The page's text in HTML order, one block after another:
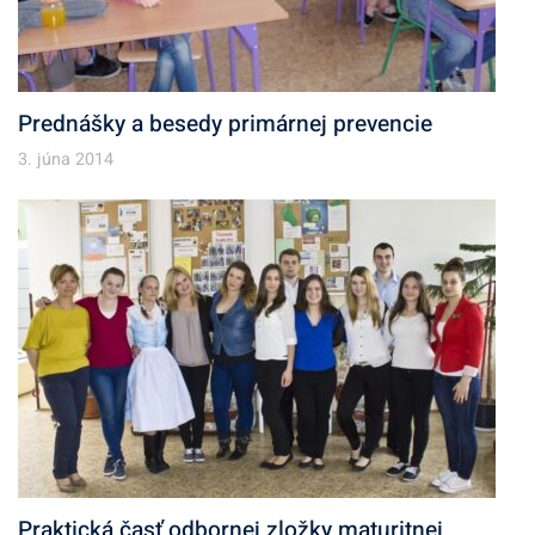
Prednášky a besedy primárnej prevencie
3. júna 2014